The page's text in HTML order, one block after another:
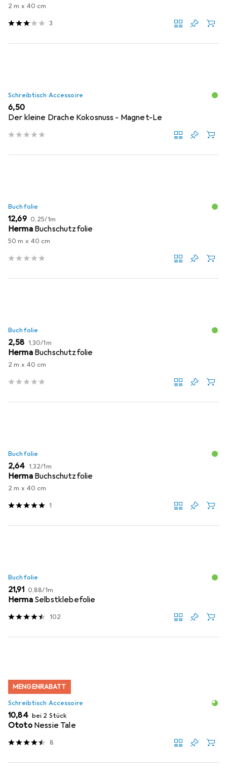
2 m x 40 cm
3
Schreibtisch Accessoire
EUR
6,50
Der kleine Drache Kokosnuss - Magnet-Le
Buchfolie
EUR
12,69 EUR
0,25/1m
Herma Buchschutzfolie
50 m x 40 cm
Buchfolie
EUR
2,58 EUR
1,30/1m
Herma Buchschutzfolie
2 m x 40 cm
Buchfolie
EUR
2,64 EUR
1,32/1m
Herma Buchschutzfolie
2 m x 40 cm
1
Buchfolie
EUR
21,91 EUR
0,88/1m
Herma Selbstklebefolie
102
MENGENRABATT
Schreibtisch Accessoire
EUR
10,84 bei 2 Stück
Ototo Nessie Tale
8